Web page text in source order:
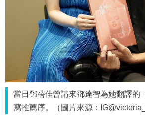
當日鄧蓓佳曾請來鄧達智為她翻譯的
寫推薦序。（圖片來源：